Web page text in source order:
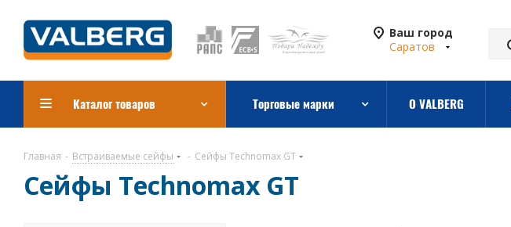
Ваш город
Саратов
Каталог товаров Торговые марки О VALBERG
Главная - Встраиваемые сейфы - Сейфы Technomax GT
Сейфы Technomax GT